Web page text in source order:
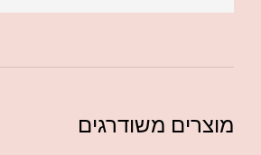
מוצרים משודרגים